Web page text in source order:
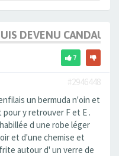
DEVENU
7
#2946448
un bermuda n'oin et
y retrouver F et E .
d une robe léger
et d'une chemise et
autour d' un verre de